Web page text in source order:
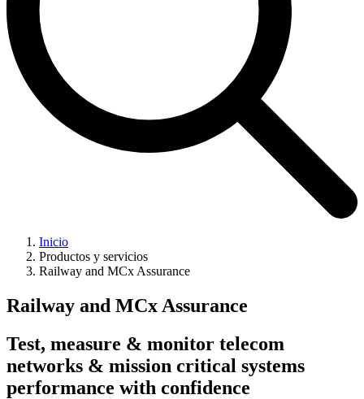
Inicio
Productos y servicios
Railway and MCx Assurance
Railway and MCx Assurance
Test, measure & monitor telecom
networks & mission critical systems
performance with confidence